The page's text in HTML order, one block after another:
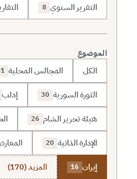
التقرير السنوي 8
الموضوع
الكل المجالس المحلية
الثورة السورية 30 إدلب
هيئة تحرير الشام 26
الإدارة الذاتية 20
إيران 16 المزيد (170)